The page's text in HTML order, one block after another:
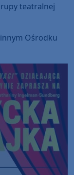
teatralnej
Ośrodku